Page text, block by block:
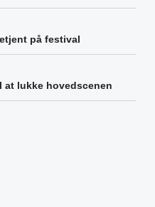
på festival
at lukke hovedscenen